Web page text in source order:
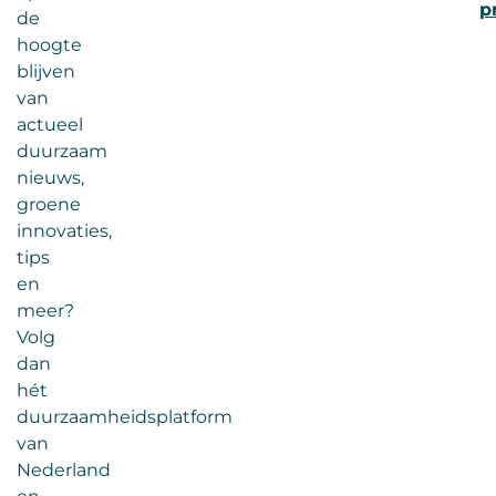
de
hoogte
blijven
van
actueel
duurzaam
nieuws,
groene
innovaties,
tips
en
meer?
Volg
dan
hét
duurzaamheidsplatform
van
Nederland